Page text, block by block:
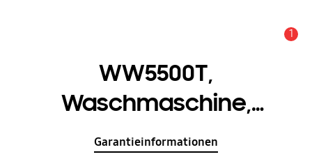
1
WW5500T,
Waschmaschine,
AddWash™, 9 kg
Garantieinformationen